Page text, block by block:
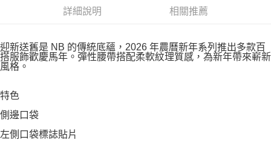
詳細說明 相關推薦
迎新送舊是 NB 的傳統底蘊，2026 年農曆新年系列推出多款百
搭服飾歡慶馬年。彈性腰帶搭配柔軟紋理質感，為新年帶來嶄新
風格。
特色
側邊口袋
左側口袋標誌貼片